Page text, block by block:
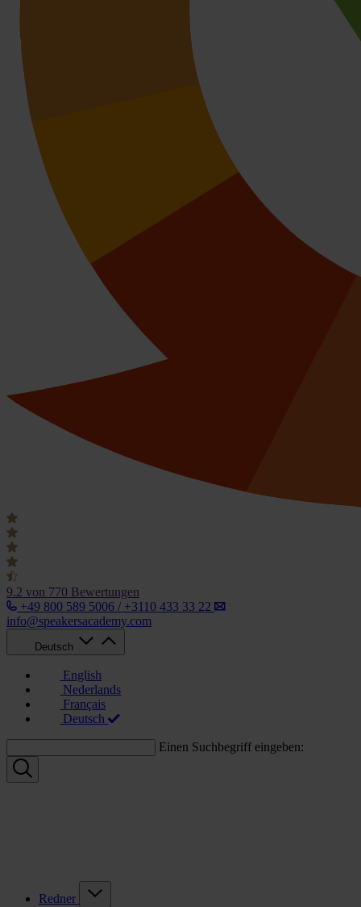
9.2 von 770 Bewertungen
+49 800 589 5006 / +3110 433 33 22
info@speakersacademy.com
Deutsch
English
Nederlands
Français
Deutsch
Einen Suchbegriff eingeben:
Redner